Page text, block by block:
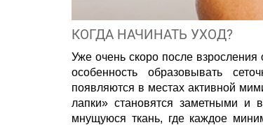
КОГДА НАЧИНАТЬ УХОД?
Уже очень скоро после
особенность образовывать
появляются в местах активной
лапки» становятся заметными и
мнущуюся ткань, где каждое